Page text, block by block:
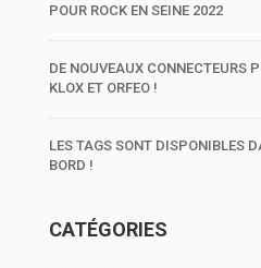
POUR ROCK EN SEINE 2022
DE NOUVEAUX CONNECTEURS
KLOX ET ORFEO !
LES TAGS SONT DISPONIBLES
BORD !
CATÉGORIES